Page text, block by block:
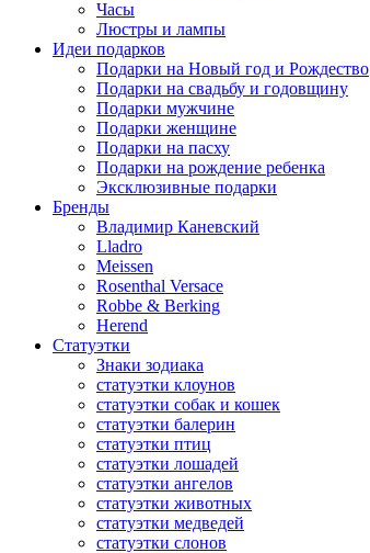
Часы
Люстры и лампы
Идеи подарков
Подарки на Новый год и Рождество
Подарки на свадьбу и годовщину
Подарки мужчине
Подарки женщине
Подарки на пасху
Подарки на рождение ребенка
Эксклюзивные подарки
Бренды
Владимир Каневский
Lladro
Meissen
Rosenthal Versace
Robbe & Berking
Herend
Статуэтки
Знаки зодиака
статуэтки клоунов
статуэтки собак и кошек
статуэтки балерин
статуэтки птиц
статуэтки лошадей
статуэтки ангелов
статуэтки животных
статуэтки медведей
статуэтки слонов